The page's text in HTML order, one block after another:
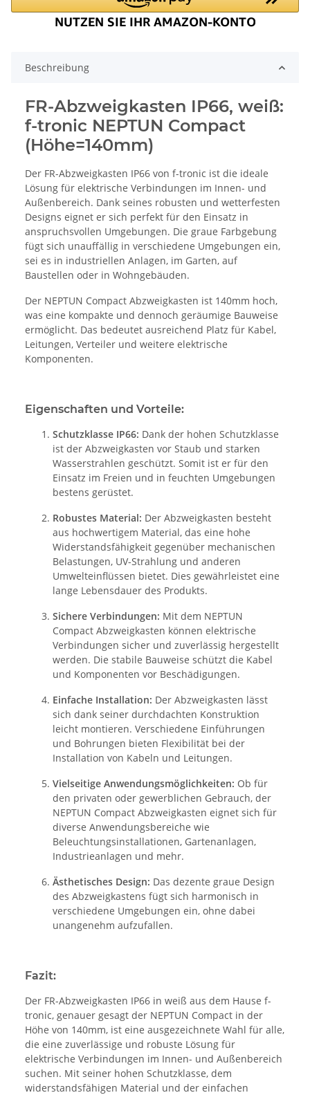
Beschreibung
FR-Abzweigkasten IP66, weiß:
f-tronic NEPTUN Compact
(Höhe=140mm)
Der FR-Abzweigkasten IP66 von f-tronic ist die ideale
Lösung für elektrische Verbindungen im Innen- und
Außenbereich. Dank seines robusten und wetterfesten
Designs eignet er sich perfekt für den Einsatz in
anspruchsvollen Umgebungen. Die graue Farbgebung
fügt sich unauffällig in verschiedene Umgebungen ein,
sei es in industriellen Anlagen, im Garten, auf
Baustellen oder in Wohngebäuden.
Der NEPTUN Compact Abzweigkasten ist 140mm hoch,
was eine kompakte und dennoch geräumige Bauweise
ermöglicht. Das bedeutet ausreichend Platz für Kabel,
Leitungen, Verteiler und weitere elektrische
Komponenten.
Eigenschaften und Vorteile:
Schutzklasse IP66: Dank der hohen Schutzklasse
ist der Abzweigkasten vor Staub und starken
Wasserstrahlen geschützt. Somit ist er für den
Einsatz im Freien und in feuchten Umgebungen
bestens gerüstet.
Robustes Material: Der Abzweigkasten besteht
aus hochwertigem Material, das eine hohe
Widerstandsfähigkeit gegenüber mechanischen
Belastungen, UV-Strahlung und anderen
Umwelteinflüssen bietet. Dies gewährleistet eine
lange Lebensdauer des Produkts.
Sichere Verbindungen: Mit dem NEPTUN
Compact Abzweigkasten können elektrische
Verbindungen sicher und zuverlässig hergestellt
werden. Die stabile Bauweise schützt die Kabel
und Komponenten vor Beschädigungen.
Einfache Installation: Der Abzweigkasten lässt
sich dank seiner durchdachten Konstruktion
leicht montieren. Verschiedene Einführungen
und Bohrungen bieten Flexibilität bei der
Installation von Kabeln und Leitungen.
Vielseitige Anwendungsmöglichkeiten: Ob für
den privaten oder gewerblichen Gebrauch, der
NEPTUN Compact Abzweigkasten eignet sich für
diverse Anwendungsbereiche wie
Beleuchtungsinstallationen, Gartenanlagen,
Industrieanlagen und mehr.
Ästhetisches Design: Das dezente graue Design
des Abzweigkastens fügt sich harmonisch in
verschiedene Umgebungen ein, ohne dabei
unangenehm aufzufallen.
Fazit:
Der FR-Abzweigkasten IP66 in weiß aus dem Hause f-
tronic, genauer gesagt der NEPTUN Compact in der
Höhe von 140mm, ist eine ausgezeichnete Wahl für alle,
die eine zuverlässige und robuste Lösung für
elektrische Verbindungen im Innen- und Außenbereich
suchen. Mit seiner hohen Schutzklasse, dem
widerstandsfähigen Material und der einfachen